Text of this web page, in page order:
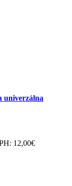
univerzálna
12,00€